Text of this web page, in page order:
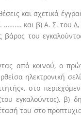
και σχετικά
και β) Α. Σ. του
του
από κοινού, ο
ηλεκτρονική
στο
εγκαλούντος), β)
του στο